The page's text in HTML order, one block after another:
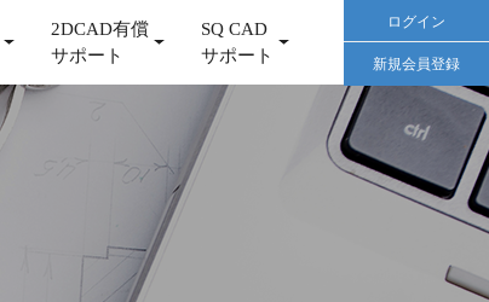
2DCAD有償
サポート
SQ CAD
サポート
ログイン
新規会員登録